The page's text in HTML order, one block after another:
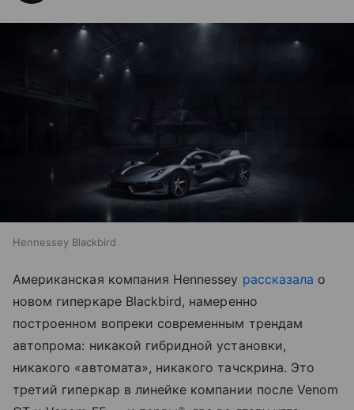
Hennessey Blackbird
Американская компания Hennessey рассказала о
новом гиперкаре Blackbird, намеренно
построенном вопреки современным трендам
автопрома: никакой гибридной установки,
никакого «автомата», никакого тачскрина. Это
третий гиперкар в линейке компании после Venom